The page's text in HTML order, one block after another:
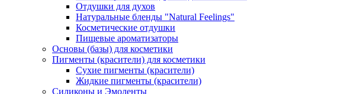
Отдушки для духов
Натуральные бленды "Natural Feelings"
Косметические отдушки
Пищевые ароматизаторы
Основы (базы) для косметики
Пигменты (красители) для косметики
Сухие пигменты (красители)
Жидкие пигменты (красители)
Силиконы и Эмоленты